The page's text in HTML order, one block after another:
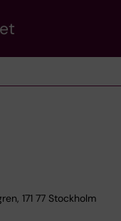
171 77 Stockholm